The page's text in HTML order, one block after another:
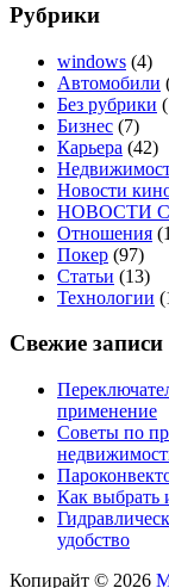
Рубрики
windows (4)
Автомобили
Без рубрики
Бизнес (7)
Карьера (42)
Новости
НОВОСТИ
Отношения
Покер (97)
Статьи (13)
Технологии
Свежие записи
применение
Советы по
Как выбрать
удобство
Копирайт © 2026